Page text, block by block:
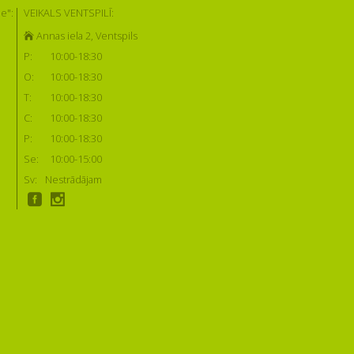
VEIKALS VENTSPILĪ:
Annas iela 2, Ventspils
P:
10:00-18:30
O:
10:00-18:30
T:
10:00-18:30
C:
10:00-18:30
P:
10:00-18:30
Se:
10:00-15:00
Sv:
Nestrādājam